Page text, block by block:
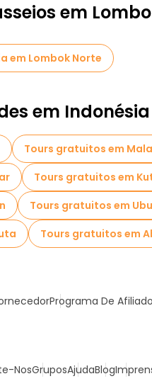
em
em Lombok Norte
em Indonésia
Tours gratuitos em
Tours gratuitos em
Tours gratuitos em
Tours gratuitos em
Programa De
NosGruposAjudaBlog